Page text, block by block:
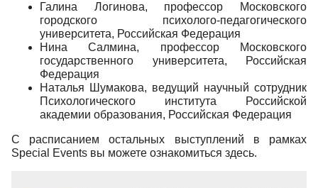
Галина Логинова, профессор Московского
городского психолого-педагогического
университета, Российская Федерация
Нина Салмина, профессор Московского
государственного университета, Российская
Федерация
Наталья Шумакова, ведущий научный сотрудник
Психологического института Российской
академии образования, Российская Федерация
С расписанием остальных выступлений в рамках
Special Events вы можете ознакомиться здесь.